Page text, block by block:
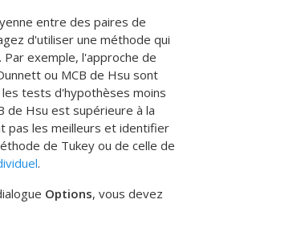
entre des paires de
d'utiliser une méthode qui
exemple, l'approche de
ou MCB de Hsu sont
tests d'hypothèses moins
de Hsu est supérieure à la
pas les meilleurs et identifier
de Tukey ou de celle de
.
Options, vous devez